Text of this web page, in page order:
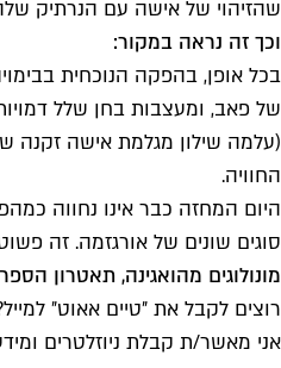
שהזיהוי של אישה עם הנרתיק
וכך זה נראה במקור:
בכל אופן, בהפקה הנוכחית
של פאב, ומעצבות בחן שלל
(עלמה שילון מגלמת אישה זקנה
החוויה.
היום המחזה כבר אינו נחווה
סוגים שונים של אורגזמה. זה
מונולוגים מהואגינה, תאטרון
רוצים לקבל את ״טיים אאוט״
אני מאשר/ת קבלת ניוזלטרים